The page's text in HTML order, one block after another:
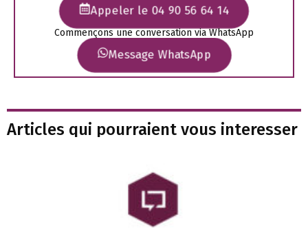
Appeler le 04 90 56 64 14
Commençons une conversation via WhatsApp
Message WhatsApp
Articles qui pourraient vous interesser